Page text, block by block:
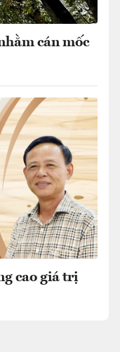
cán mốc
cao giá trị